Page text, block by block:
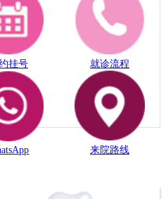
腔连锁品牌，为市民朋友提供
线咨询即获得一对一的咨询服
出专业回答并保护您的隐私!
科热门项目
科洗牙价钱 补牙费用
根管治
价格
牙齿贴面
拔4颗或2颗?深圳牙齿矫正费用
金属矫牙8800元起,成人12800
圳箍牙边间好?罗湖口岸爱康健